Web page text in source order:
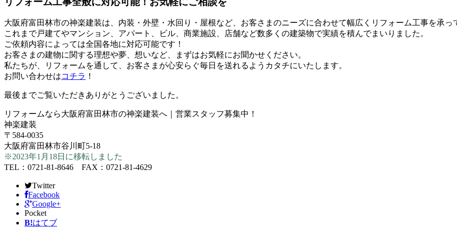
大阪府富田林市の神楽建装は、内装・外壁・水回り・屋根など、お客さまのニーズに合わせて幅広くリフォーム工事を承っ
これまで戸建てやマンション、アパート、ビル、商業施設、店舗など数多くの建築物で実績を積んでまいりました。
ご依頼内容によっては全国各地に対応可能です！
お客さまの建物に関する理想や夢、想いなど、まずはお気軽にお聞かせください。
私たちが、リフォームを通して、お客さまが心安らぐ毎日を送れるようカタチにいたします。
お問い合わせはコチラ ！
最後までご覧いただきありがとうございました。
リフォームなら大阪府富田林市の神楽建装へ｜営業スタッフ募集中！
神楽建装
〒584-0035
大阪府富田林市谷川町5-18
※2023年1月18日に移転しました
TEL：0721-81-8646 FAX：0721-81-4629
Twitter
Facebook
Google+
Pocket
B!はてブ